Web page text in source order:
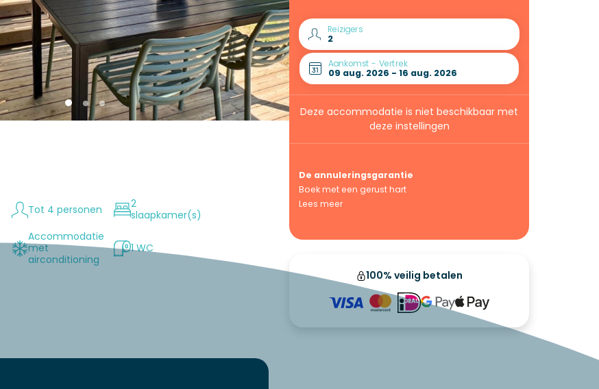
Reizigers
Aankomst - Vertrek
Deze accommodatie is niet beschikbaar met
deze instellingen
De annuleringsgarantie
Boek met een gerust hart
Lees meer
100% veilig betalen
Tot 4 personen
2
slaapkamer(s)
Accommodatie
met
airconditioning
1 WC